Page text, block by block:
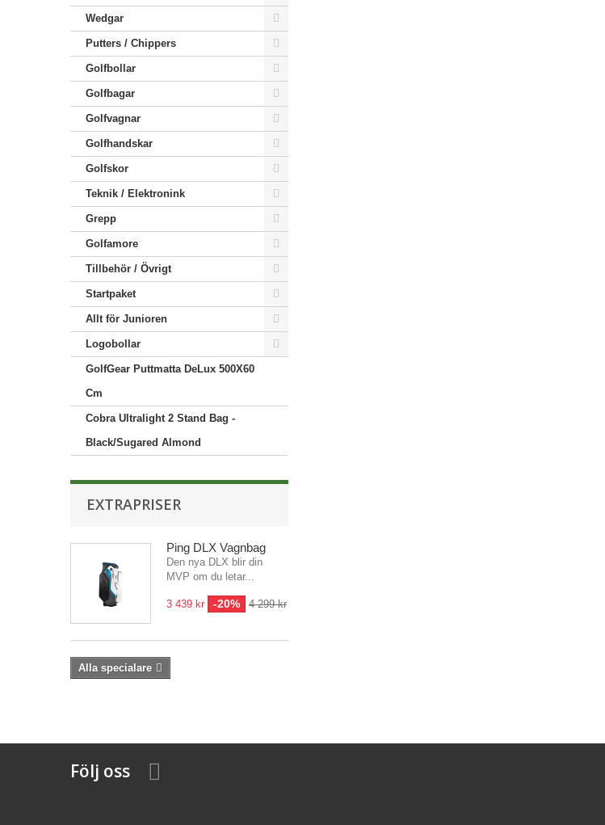
Wedgar
Putters / Chippers
Golfbollar
Golfbagar
Golfvagnar
Golfhandskar
Golfskor
Teknik / Elektronink
Grepp
Golfamore
Tillbehör / Övrigt
Startpaket
Allt för Junioren
Logobollar
GolfGear Puttmatta DeLux 500X60
Cm
Cobra Ultralight 2 Stand Bag -
Black/Sugared Almond
EXTRAPRISER
Ping DLX Vagnbag
Den nya DLX blir din
MVP om du letar...
3 439 kr -20% 4 299 kr
Alla specialare
Följ oss